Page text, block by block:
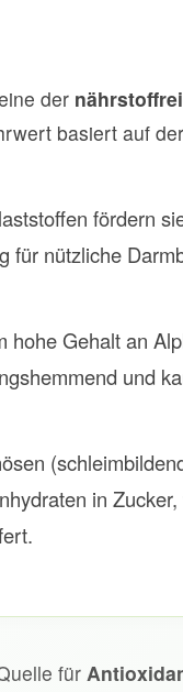
der
basiert auf
fördern
für nützliche
hohe Gehalt an
und
in
für